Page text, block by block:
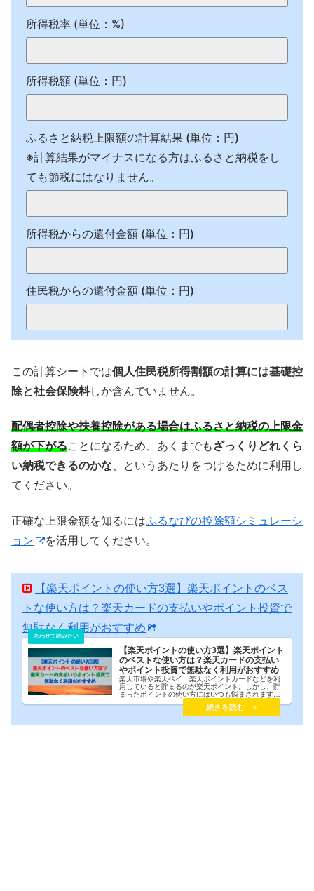
所得税率 (単位：%)
所得税額 (単位：円)
ふるさと納税上限額の計算結果 (単位：円)
※計算結果がマイナスになる方はふるさと納税をし
ても節税にはなりません。
所得税からの還付金額 (単位：円)
住民税からの還付金額 (単位：円)
この計算シートでは個人住民税所得割額の計算には基礎控
除と社会保険料しか含んでいません。
配偶者控除や扶養控除がある場合はふるさと納税の上限金
額が下がることになるため、あくまでも ざっくりどれくら
い納税できるのかな、というあたりをつけるために利用し
てください。
正確な上限金額を知るにはふるなびの控除額シミュレーシ
ョン
を活用してください。
【楽天ポイントの使い方3選】楽天ポイントのベス
トな使い方は？楽天カードの支払いやポイント投資で
無駄なく利用がおすすめ
【楽天ポイントの使い方3選】楽天ポイント
のベストな使い方は？楽天カードの支払い
やポイント投資で無駄なく利用がおすすめ
楽天市場や楽天ペイ、楽天ポイントカードなどを利
用していると貯まるのが楽天ポイント。しかし、貯
まったポイントの使い方にはいつも悩まされます。
「楽天ペイで利用する」「楽天市場で利用する」
「楽天カードの支払いにあてる」「楽天証券でポイ
ント投資する」などなど、ポイントの利用方法はい
くつもありますが、どの利用方法が1番お得なのかが